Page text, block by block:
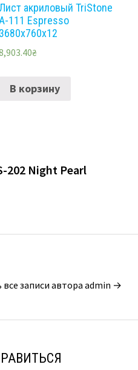
Лист акриловый TriStone
111 Espresso
3680х760х12
₴
В корзину
202 Night Pearl
записи автора admin →